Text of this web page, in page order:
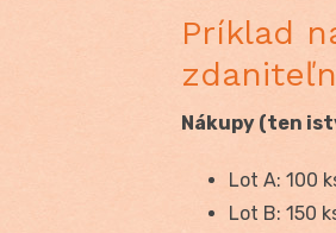
Príklad
Nákupy (ten
Lot A: 100
Lot B: 150